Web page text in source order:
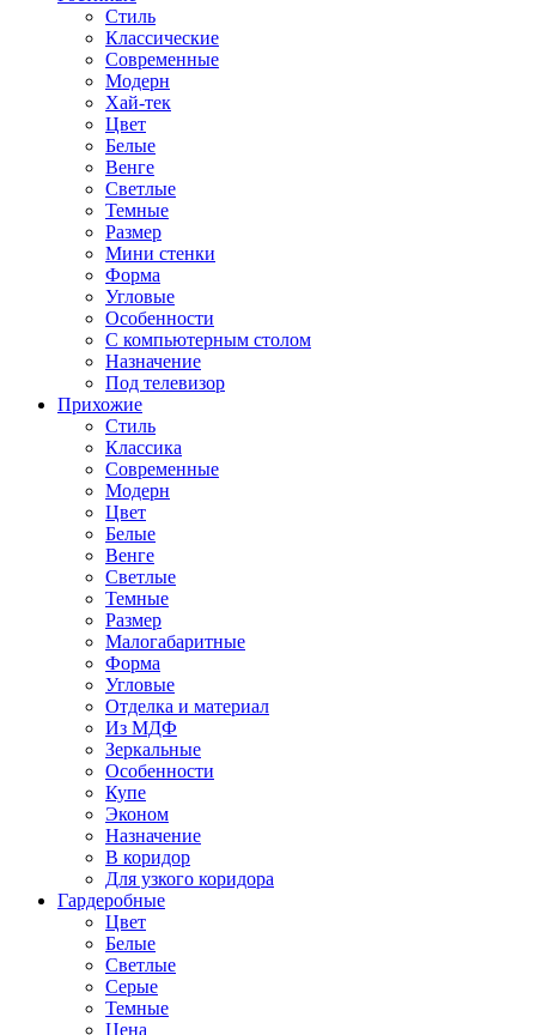
Стиль
Классические
Современные
Модерн
Хай-тек
Цвет
Белые
Венге
Светлые
Темные
Размер
Мини стенки
Форма
Угловые
Особенности
С компьютерным столом
Назначение
Под телевизор
Прихожие
Стиль
Классика
Современные
Модерн
Цвет
Белые
Венге
Светлые
Темные
Размер
Малогабаритные
Форма
Угловые
Отделка и материал
Из МДФ
Зеркальные
Особенности
Купе
Эконом
Назначение
В коридор
Для узкого коридора
Гардеробные
Цвет
Белые
Светлые
Серые
Темные
Цена